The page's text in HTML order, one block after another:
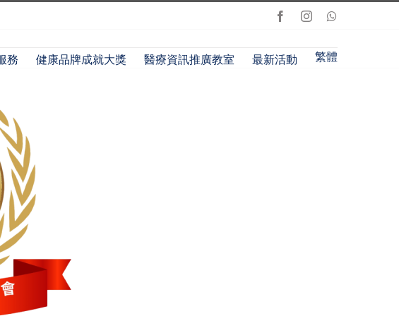
FacebookInstagram
務 健康品牌成就大獎 醫療資訊推廣教室 最新活動 繁體